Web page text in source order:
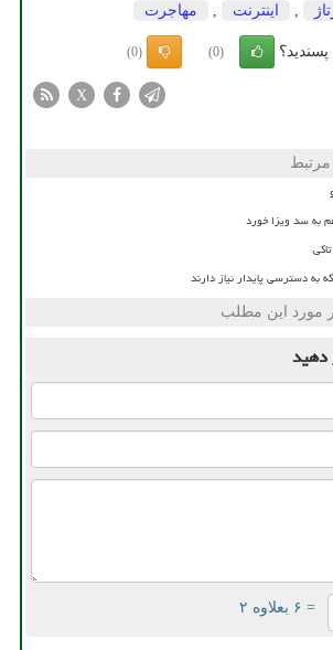
اینترنت مهاجرت
(0)
(0)
X
به سد ویزا خورد
به دسترسی پایدار نیاز دارند
مورد این مطلب
دهید
= ۶ بعلاوه ۲